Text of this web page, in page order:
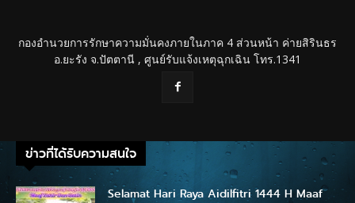
กองอำนวยการรักษาความมั่นคงภายในภาค 4 ส่วนหน้า ค่ายสิรินธร
อ.ยะรัง จ.ปัตตานี , ศูนย์รับแจ้งเหตุฉุกเฉิน โทร.1341
ข่าวที่ได้รับความสนใจ
Selamat Hari Raya Aidilfitri 1444 H Maaf